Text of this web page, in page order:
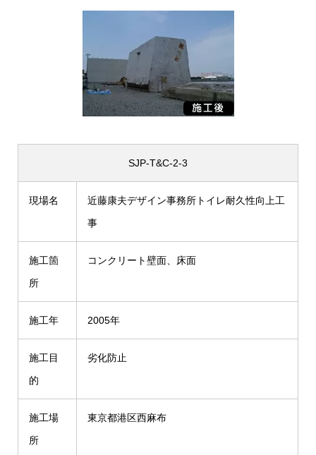
SJP-T&C-2-3
現場名
近藤康夫デザイン事務所トイレ耐久性向上工
事
施工箇
所
コンクリート壁面、床面
施工年 2005年
施工目
的
劣化防止
施工場
所
東京都港区西麻布